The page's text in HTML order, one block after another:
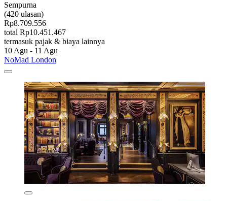
Sempurna
(420 ulasan)
Rp8.709.556
total Rp10.451.467
termasuk pajak & biaya lainnya
10 Agu - 11 Agu
NoMad London